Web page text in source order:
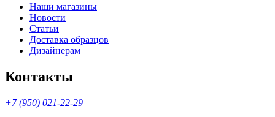
Наши магазины
Новости
Статьи
Доставка образцов
Дизайнерам
Контакты
+7 (950) 021-22-29